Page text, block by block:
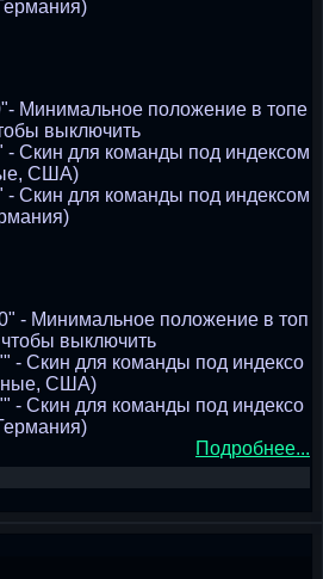
Минимальное положение в топе
выключить
- Скин для команды под индексом
США)
- Скин для команды под индексом
- Минимальное положение в топ
выключить
- Скин для команды под индексо
США)
- Скин для команды под индексо
Подробнее...